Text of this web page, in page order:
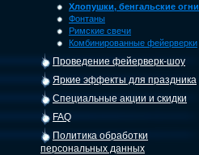
Хлопушки, бенгальские огни
Фонтаны
Римские свечи
Комбинированные фейерверки
Проведение фейерверк-шоу
Яркие эффекты для праздника
Специальные акции и скидки
FAQ
Политика обработки
персональных данных